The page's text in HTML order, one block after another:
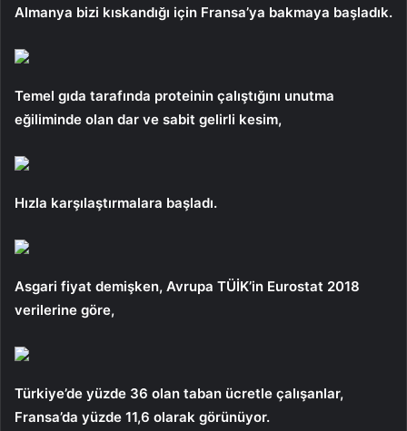
Almanya bizi kıskandığı için Fransa’ya bakmaya başladık.
Temel gıda tarafında proteinin çalıştığını unutma
eğiliminde olan dar ve sabit gelirli kesim,
Hızla karşılaştırmalara başladı.
Asgari fiyat demişken, Avrupa TÜİK’in Eurostat 2018
verilerine göre,
Türkiye’de yüzde 36 olan taban ücretle çalışanlar,
Fransa’da yüzde 11,6 olarak görünüyor.